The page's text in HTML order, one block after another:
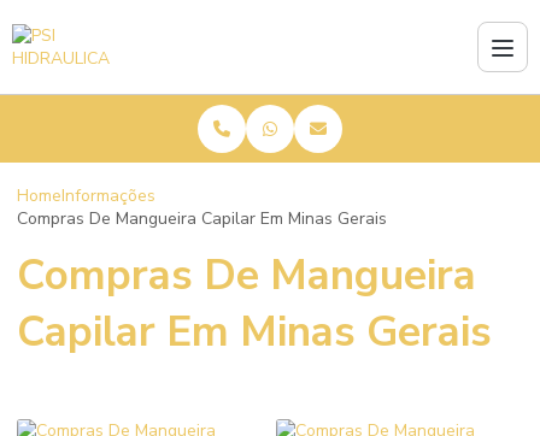
HomeInformações
Compras De Mangueira Capilar Em Minas Gerais
Compras De Mangueira
Capilar Em Minas Gerais